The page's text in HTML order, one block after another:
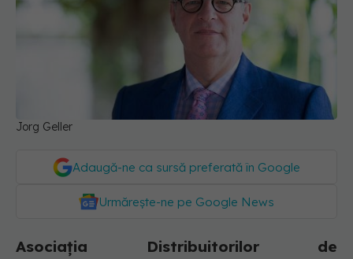
Jorg Geller
Adaugă-ne ca sursă preferată în Google
Urmărește-ne pe Google News
Asociația Distribuitorilor de